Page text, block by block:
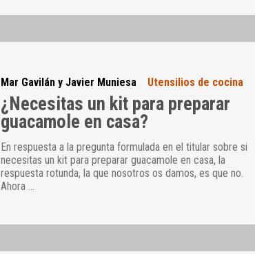
Mar Gavilán y Javier Muniesa Utensilios de cocina
¿Necesitas un kit para preparar
guacamole en casa?
En respuesta a la pregunta formulada en el titular sobre si
necesitas un kit para preparar guacamole en casa, la
respuesta rotunda, la que nosotros os damos, es que no.
Ahora …